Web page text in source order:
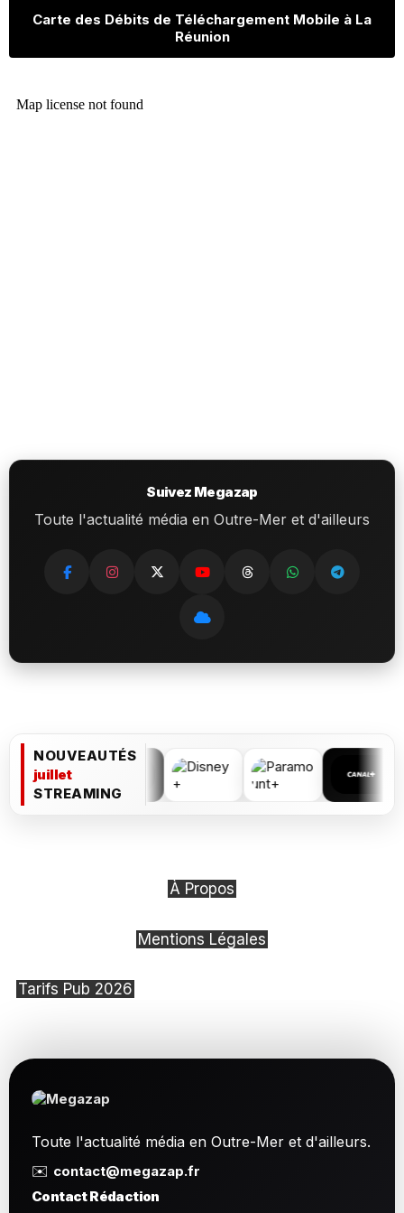
Carte des Débits de Téléchargement Mobile à La
Réunion
Suivez Megazap
Toute l'actualité média en Outre-Mer et d'ailleurs
NOUVEAUTÉS
juillet
STREAMING
À Propos
Mentions Légales
Tarifs Pub 2026
Toute l'actualité média en Outre-Mer et d'ailleurs.
✉️ contact@megazap.fr
Contact Rédaction